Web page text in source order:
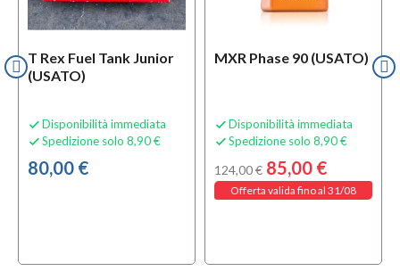
T Rex Fuel Tank Junior
(USATO)
 Disponibilità immediata
 Spedizione solo 8,90 €
80,00 €
MXR Phase 90 (USATO)
 Disponibilità immediata
 Spedizione solo 8,90 €
124,00 € 85,00 €
Offerta valida fino al 31/08